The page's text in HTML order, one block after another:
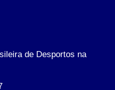
de Desportos na